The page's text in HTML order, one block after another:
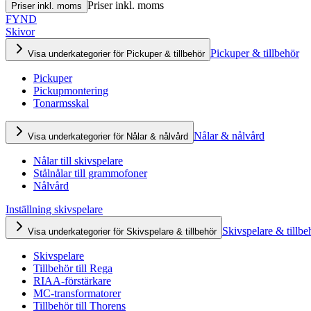
Priser inkl. moms Priser inkl. moms
FYND
Skivor
Visa underkategorier för Pickuper & tillbehör Pickuper & tillbehör
Pickuper
Pickupmontering
Tonarmsskal
Visa underkategorier för Nålar & nålvård Nålar & nålvård
Nålar till skivspelare
Stålnålar till grammofoner
Nålvård
Inställning skivspelare
Visa underkategorier för Skivspelare & tillbehör Skivspelare &
Skivspelare
Tillbehör till Rega
RIAA-förstärkare
MC-transformatorer
Tillbehör till Thorens